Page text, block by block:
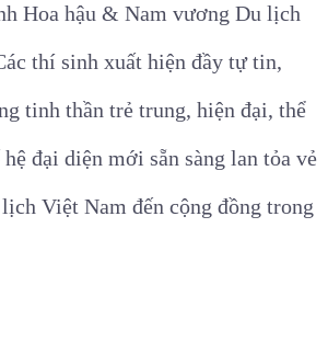
Hoa hậu & Nam vương Du lịch
thí sinh xuất hiện đầy tự tin,
tinh thần trẻ trung, hiện đại, thể
đại diện mới sẵn sàng lan tỏa vẻ
Việt Nam đến cộng đồng trong